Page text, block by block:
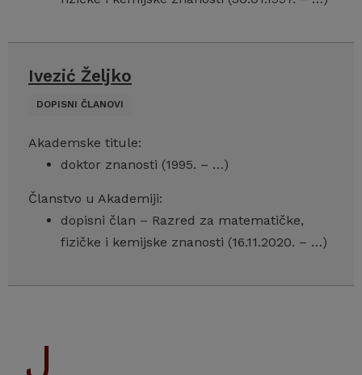
Ivezić Željko
DOPISNI ČLANOVI
Akademske titule:
doktor znanosti (1995. – …)
Članstvo u Akademiji:
dopisni član – Razred za matematičke,
fizičke i kemijske znanosti (16.11.2020. – …)